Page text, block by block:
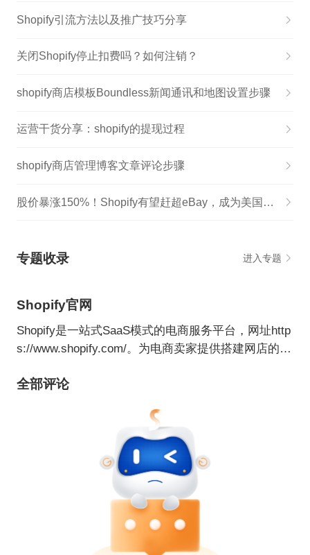
Shopify引流方法以及推广技巧分享
关闭Shopify停止扣费吗？如何注销？
shopify商店模板Boundless新闻通讯和地图设置步骤
运营干货分享：shopify的提现过程
shopify商店管理博客文章评论步骤
股价暴涨150%！Shopify有望赶超eBay，成为美国电商市场二把手
专题收录 进入专题
Shopify官网
Shopify是一站式SaaS模式的电商服务平台，网址http
s://www.shopify.com/。为电商卖家提供搭建网店的技
服务。 2015年Shopify在纽约与多伦多两地证券交易
全部评论